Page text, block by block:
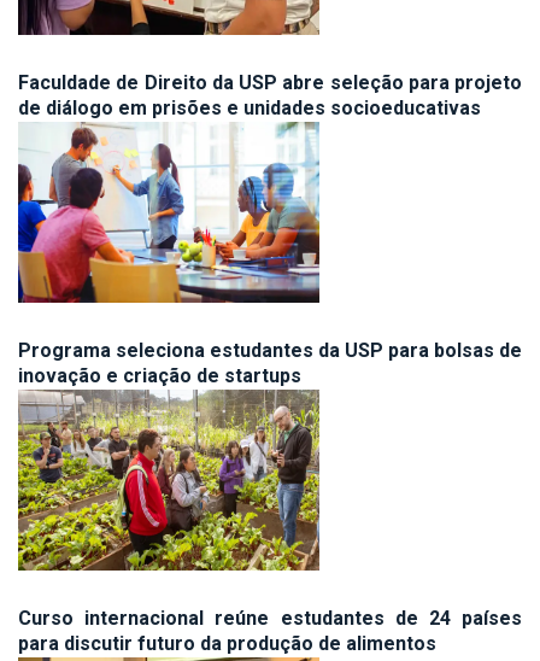
Faculdade de Direito da USP abre seleção para projeto
de diálogo em prisões e unidades socioeducativas
Programa seleciona estudantes da USP para bolsas de
inovação e criação de startups
Curso internacional reúne estudantes de 24 países
para discutir futuro da produção de alimentos